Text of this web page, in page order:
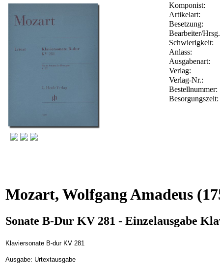
Komponist:
Artikelart:
Besetzung:
Bearbeiter/
Schwierigkeit:
Anlass:
Ausgabenart:
Verlag:
Verlag-Nr.:
Besorgungszeit:
Mozart, Wolfgang Amadeus
Sonate B-Dur KV 281 - Einzelausgabe
Klaviersonate B-dur KV 281
Ausgabe: Urtextausgabe